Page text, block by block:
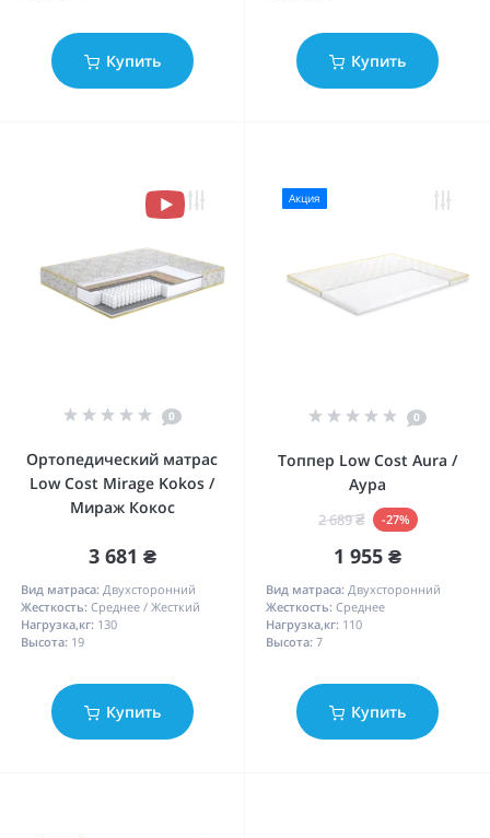
Купить Купить
0
Ортопедический матрас
Low Cost Mirage Kokos /
Мираж Кокос
3 681 ₴
Вид матраса: Двухсторонний
Жесткость: Среднее / Жесткий
Нагрузка,кг: 130
Высота: 19
Купить
Акция
0
Топпер Low Cost Aura /
Аура
2 689 ₴ -27%
1 955 ₴
Вид матраса: Двухсторонний
Жесткость: Среднее
Нагрузка,кг: 110
Высота: 7
Купить